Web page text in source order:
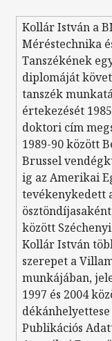
Kollár István a
Méréstechnika
Tanszékének
diplomáját
tanszék
értekezését
doktori cím
1989-90 között
Brussel
ig az Amerikai
tevékenykedett
között
Kollár István
szerepet a
munkájában,
1997 és 2004
Publikációs